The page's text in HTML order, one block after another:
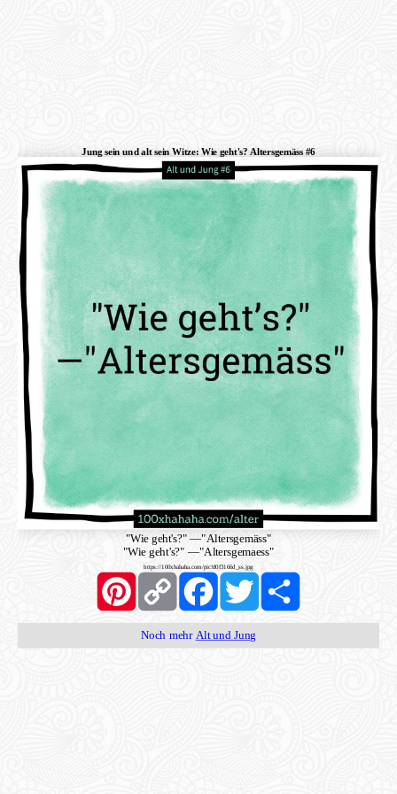
Jung sein und alt sein Witze: Wie geht's? Altersgemäss #6
"Wie geht's?"—"Altersgemäss"
"Wie geht's?" —"Altersgemaess"
https://100xhahaha.com/pic!d0f3166d_ss.jpg
PinterestCopy
Link
FacebookTwitter Share
Noch mehr Alt und Jung